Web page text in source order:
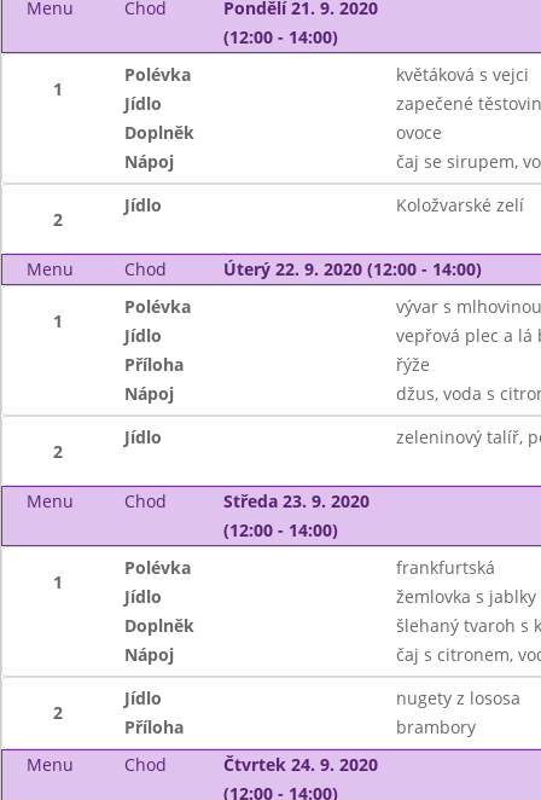
Menu Chod
Pondělí 21. 9. 2020
(12:00 - 14:00)
1
Polévka
květáková s vejci
Jídlo
zapečené
Doplněk
ovoce
Nápoj
čaj se sirupem,
2
Jídlo Koložvarské zelí
Menu Chod Úterý 22. 9. 2020 (12:00 - 14:00)
1
Polévka
vývar s mlhovinou
Jídlo
vepřová plec a lá
Příloha
řýže
Nápoj
džus, voda s
2
Jídlo zeleninový talíř,
Menu Chod
Středa 23. 9. 2020
(12:00 - 14:00)
1
Polévka
frankfurtská
Jídlo
žemlovka s
Doplněk
šlehaný tvaroh s
Nápoj
čaj s citronem,
2
Jídlo
nugety z lososa
Příloha
brambory
Menu
Chod
Čtvrtek 24. 9. 2020
(12:00 - 14:00)